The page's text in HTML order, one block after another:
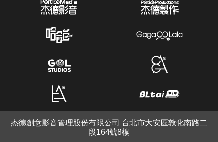
杰德創意影音管理股份有限公司 台北市大安區敦化南路二
段164號8樓